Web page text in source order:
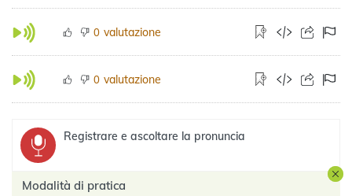
0 valutazione
0 valutazione
Registrare e ascoltare la pronuncia
Modalità di pratica